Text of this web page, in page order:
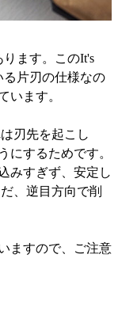
ます。このIt's
る片刃の仕様なの
います。
刃先を起こし
にするためです。
みすぎず、安定し
、逆目方向で削
ますので、ご注意